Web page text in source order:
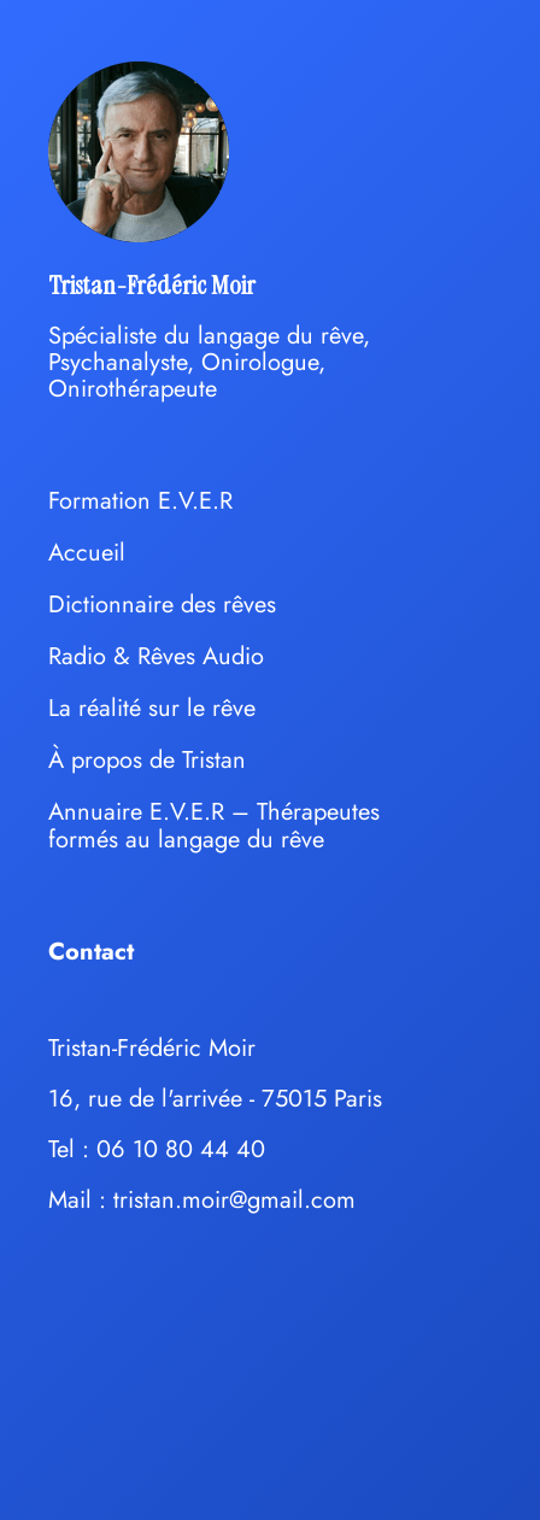
Tristan-Frédéric Moir
Spécialiste du langage du rêve,
Psychanalyste, Onirologue,
Onirothérapeute
Formation E.V.E.R
Accueil
Dictionnaire des rêves
Radio & Rêves Audio
La réalité sur le rêve
À propos de Tristan
Annuaire E.V.E.R – Thérapeutes
formés au langage du rêve
Contact
Tristan-Frédéric Moir
16, rue de l'arrivée - 75015 Paris
Tel : 06 10 80 44 40
Mail : tristan.moir@gmail.com